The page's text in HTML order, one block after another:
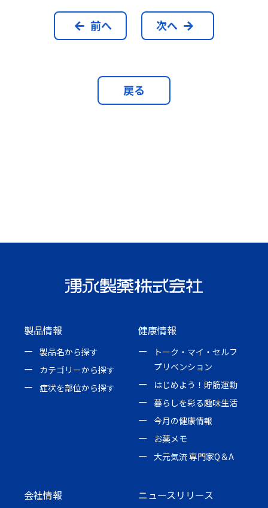
前へ 次へ
戻る
製品情報
製品名から探す
カテゴリーから探す
症状を部位から探す
健康情報
トーク・マイ・セルフ
プリベンション
はじめよう！貯筋運動
暮らしを彩る趣味生活
今月の健康情報
お薬メモ
大元気流 専門家Q＆A
会社情報
ニュースリリース